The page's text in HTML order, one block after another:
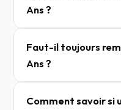
Ans ?
Faut-il toujours
Ans ?
Comment savoir si